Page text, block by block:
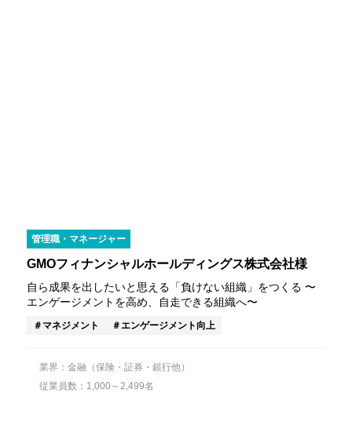
管理職・マネージャー
GMOフィナンシャルホールディングス株式会社様
自ら成果を出したいと思える「負けない組織」をつくる 〜
エンゲージメントを高め、自走できる組織へ〜
マネジメント エンゲージメント向上
業界：金融（保険・証券・銀行他）
従業員数：1,000～2,499名